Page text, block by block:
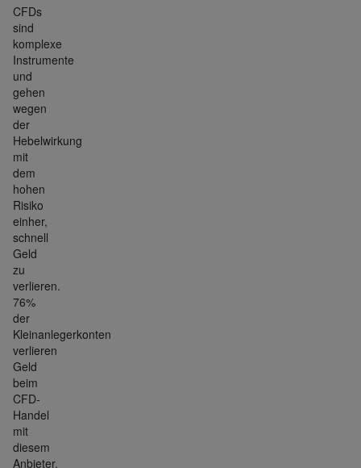
CFDs
sind
komplexe
Instrumente
und
gehen
wegen
der
Hebelwirkung
mit
dem
hohen
Risiko
einher,
schnell
Geld
zu
verlieren.
76%
der
Kleinanlegerkonten
verlieren
Geld
beim
CFD-
Handel
mit
diesem
Anbieter.